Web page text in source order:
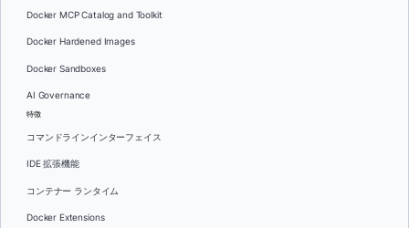
Docker MCP Catalog and Toolkit
Docker Hardened Images
Docker Sandboxes
AI Governance
特徴
コマンドラインインターフェイス
IDE 拡張機能
コンテナー ランタイム
Docker Extensions